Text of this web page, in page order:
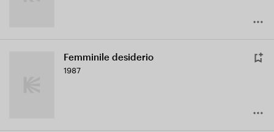
Femminile desiderio
1987